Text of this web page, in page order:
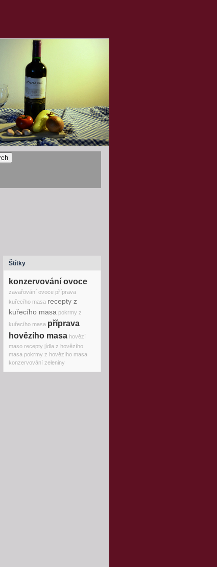
Štítky
konzervování ovoce
zavařování ovoce příprava
kuřecího masa recepty z
kuřecího masa pokrmy z
kuřecího masa příprava
hovězího masa hovězí
maso recepty jídla z hovězího
masa pokrmy z hovězího masa
konzervování zeleniny